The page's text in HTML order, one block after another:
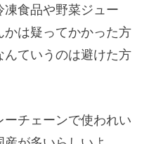
食品や野菜ジュー
かは疑ってかかった方
ていうのは避けた方
チェーンで使われい